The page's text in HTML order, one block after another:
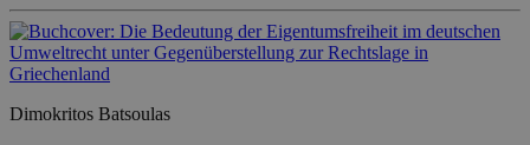
Dimokritos Batsoulas